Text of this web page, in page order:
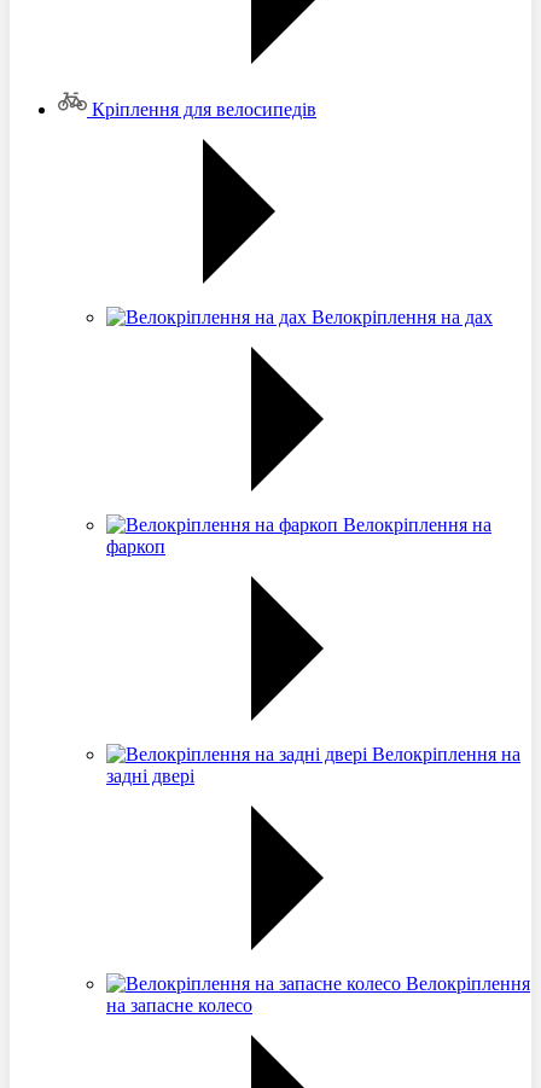
Кріплення для велосипедів
Велокріплення на дах
Велокріплення на
фаркоп
Велокріплення на
задні двері
Велокріплення
на запасне колесо